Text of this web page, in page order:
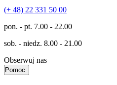
(+ 48) 22 331 50 00
pon. - pt. 7.00 - 22.00
sob. - niedz. 8.00 - 21.00
Obserwuj nas
Pomoc